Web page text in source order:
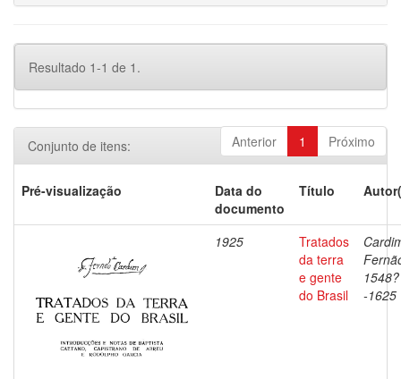
Resultado 1-1 de 1.
Anterior 1 Próximo
Conjunto de itens:
Pré-visualização
Data do
documento
Título
1925
Tratados
da terra
e gente
do Brasil
1548?
-1625